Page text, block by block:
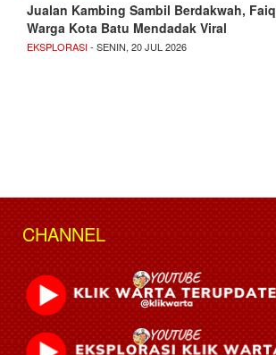
Jualan Kambing Sambil Berdakwah, Faiq
Warga Kota Batu Mendadak Viral
EKSPLORASI- SENIN, 20 JUL 2026
CHANNEL